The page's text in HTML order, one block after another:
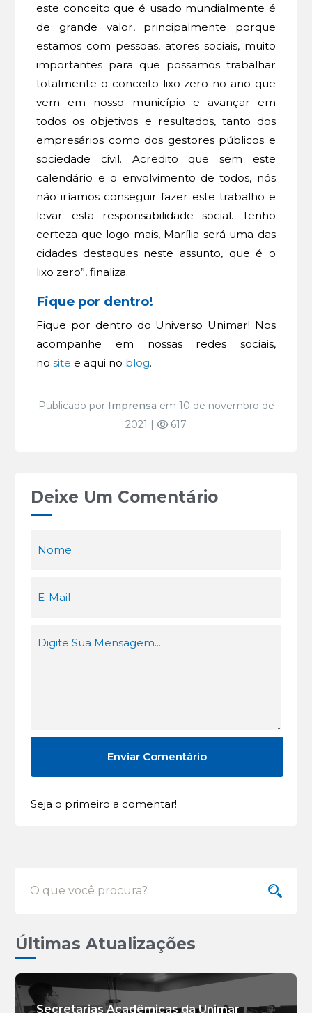
este conceito que é usado mundialmente é
de grande valor, principalmente porque
estamos com pessoas, atores sociais, muito
importantes para que possamos trabalhar
totalmente o conceito lixo zero no ano que
vem em nosso município e avançar em
todos os objetivos e resultados, tanto dos
empresários como dos gestores públicos e
sociedade civil. Acredito que sem este
calendário e o envolvimento de todos, nós
não iríamos conseguir fazer este trabalho e
levar esta responsabilidade social. Tenho
certeza que logo mais, Marília será uma das
cidades destaques neste assunto, que é o
lixo zero”, finaliza.
Fique por dentro!
Fique por dentro do Universo Unimar! Nos
acompanhe em nossas redes sociais,
nosite e aqui no blog.
Publicado por Imprensa em 10 de novembro de
2021 |
617
Deixe Um Comentário
Seja o primeiro a comentar!
Últimas Atualizações
Secretarias Acadêmicas da Unimar